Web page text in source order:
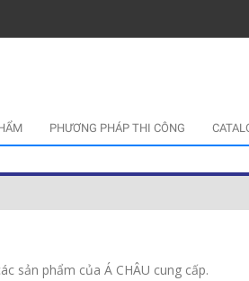
PHƯƠNG PHÁP THI CÔNG
sản phẩm của Á CHÂU cung cấp.